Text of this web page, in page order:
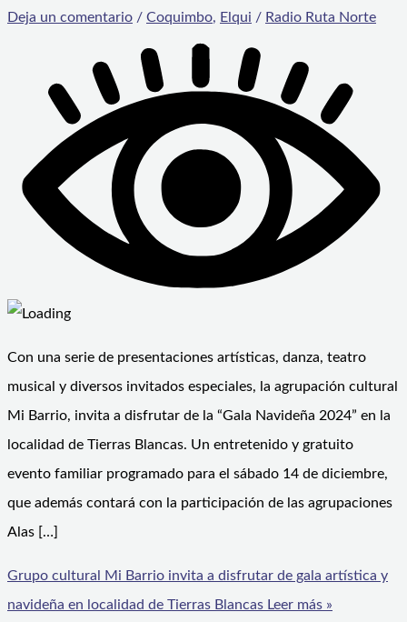
Deja un comentario / Coquimbo, Elqui / Radio Ruta Norte
Con una serie de presentaciones artísticas, danza, teatro
musical y diversos invitados especiales, la agrupación cultural
Mi Barrio, invita a disfrutar de la “Gala Navideña 2024” en la
localidad de Tierras Blancas. Un entretenido y gratuito
evento familiar programado para el sábado 14 de diciembre,
que además contará con la participación de las agrupaciones
Alas […]
Grupo cultural Mi Barrio invita a disfrutar de gala artística y
navideña en localidad de Tierras Blancas Leer más »